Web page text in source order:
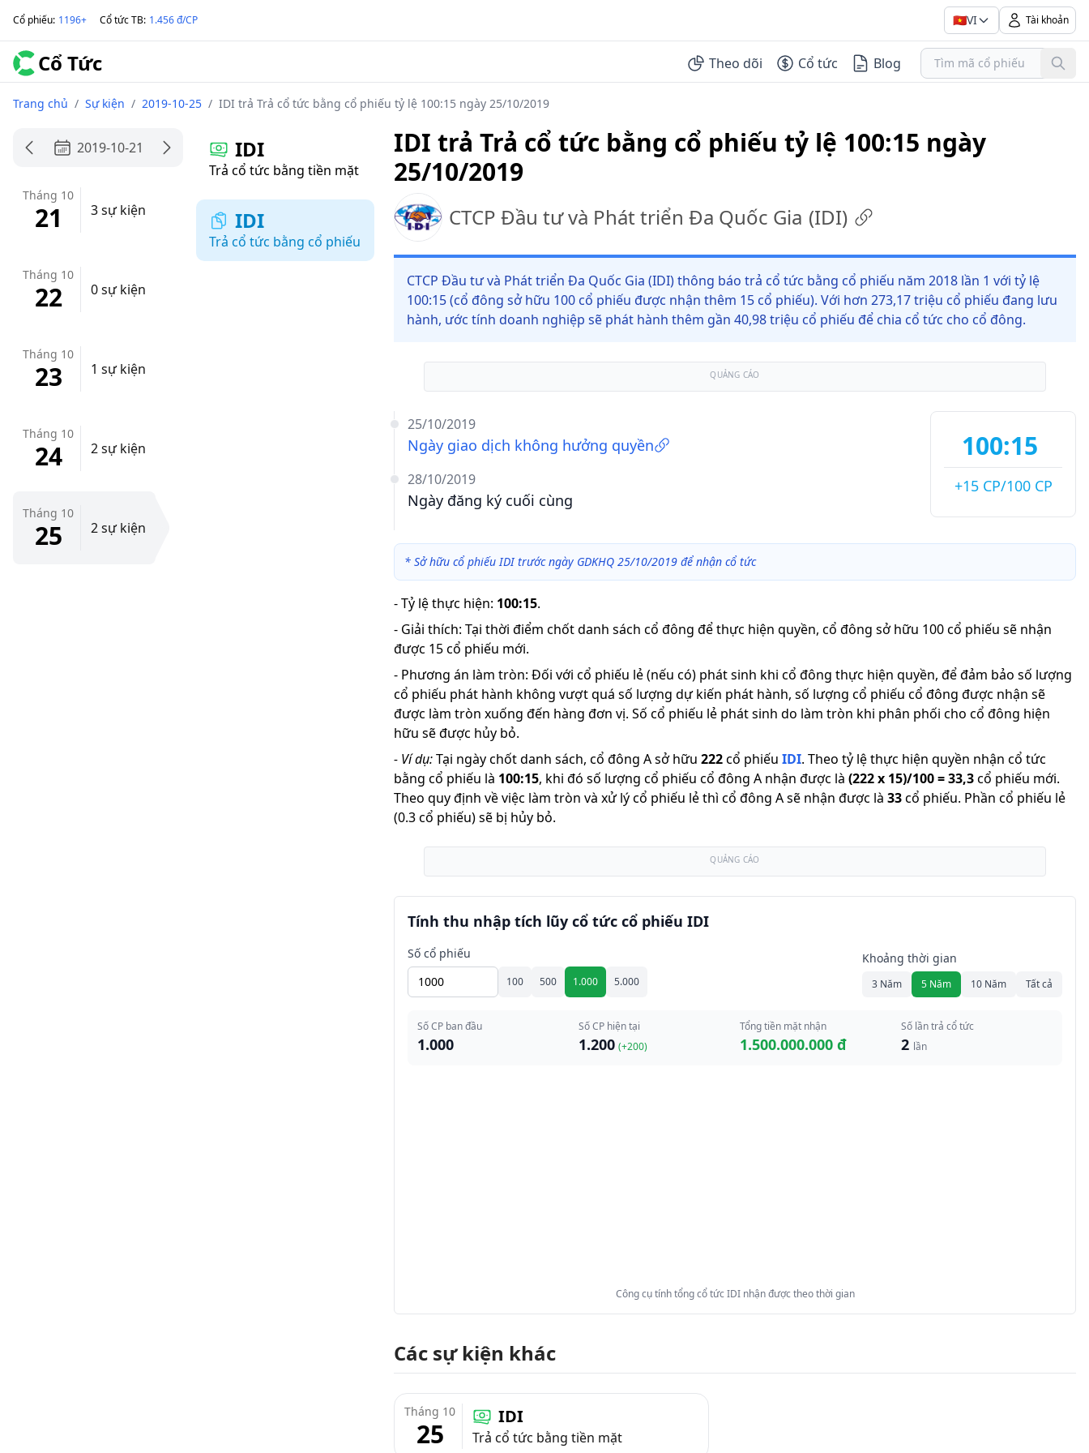
Cổ phiếu: 1196+ Cổ tức TB: 1.456 đ/CP 🇻🇳VI Tài khoản
Cổ Tức Theo dõi Cổ tức Blog
Trang chủ / Sự kiện / 2019-10-25 / IDI trả Trả cổ tức bằng cổ phiếu tỷ lệ 100:15 ngày 25/10/2019
2019-10-21
Tháng 10
21 3 sự kiện
Tháng 10
22 0 sự kiện
Tháng 10
23 1 sự kiện
Tháng 10
24 2 sự kiện
Tháng 10
25 2 sự kiện
IDI
Trả cổ tức bằng tiền mặt
IDI
Trả cổ tức bằng cổ phiếu
IDI trả Trả cổ tức bằng cổ phiếu tỷ lệ 100:15 ngày
25/10/2019
CTCP Đầu tư và Phát triển Đa Quốc Gia (IDI)
CTCP Đầu tư và Phát triển Đa Quốc Gia (IDI) thông báo trả cổ tức bằng cổ phiếu năm 2018 lần 1 với tỷ lệ
100:15 (cổ đông sở hữu 100 cổ phiếu được nhận thêm 15 cổ phiếu). Với hơn 273,17 triệu cổ phiếu đang lưu
hành, ước tính doanh nghiệp sẽ phát hành thêm gần 40,98 triệu cổ phiếu để chia cổ tức cho cổ đông.
QUẢNG CÁO
25/10/2019
Ngày giao dịch không hưởng quyền
28/10/2019
Ngày đăng ký cuối cùng
100:15
+15 CP/100 CP
* Sở hữu cổ phiếu IDI trước ngày GDKHQ 25/10/2019 để nhận cổ tức
-Tỷ lệ thực hiện: 100:15.
- Giải thích: Tại thời điểm chốt danh sách cổ đông để thực hiện quyền, cổ đông sở hữu 100 cổ phiếu sẽ nhận
được 15 cổ phiếu mới.
- Phương án làm tròn: Đối với cổ phiếu lẻ (nếu có) phát sinh khi cổ đông thực hiện quyền, để đảm bảo số lượng
cổ phiếu phát hành không vượt quá số lượng dự kiến phát hành, số lượng cổ phiếu cổ đông được nhận sẽ
được làm tròn xuống đến hàng đơn vị. Số cổ phiếu lẻ phát sinh do làm tròn khi phân phối cho cổ đông hiện
hữu sẽ được hủy bỏ.
- Ví dụ:Tại ngày chốt danh sách, cổ đông A sở hữu 222cổ phiếu IDI. Theo tỷ lệ thực hiện quyền nhận cổ tức
bằng cổ phiếu là 100:15, khi đó số lượng cổ phiếu cổ đông A nhận được là (222x 15)/100=33,3cổ phiếu mới.
Theo quy định về việc làm tròn và xử lý cổ phiếu lẻ thì cổ đông A sẽ nhận được là 33cổ phiếu. Phần cổ phiếu lẻ
(0.3 cổ phiếu) sẽ bị hủy bỏ.
QUẢNG CÁO
Tính thu nhập tích lũy cổ tức cổ phiếu IDI
Số cổ phiếu
100 500 1.000 5.000
Khoảng thời gian
3 Năm 5 Năm 10 Năm Tất cả
Số CP ban đầu
1.000
Số CP hiện tại
1.200 (+200)
Tổng tiền mặt nhận
1.500.000.000 đ
Số lần trả cổ tức
2 lần
Công cụ tính tổng cổ tức IDI nhận được theo thời gian
Các sự kiện khác
Tháng 10
25
IDI
Trả cổ tức bằng tiền mặt